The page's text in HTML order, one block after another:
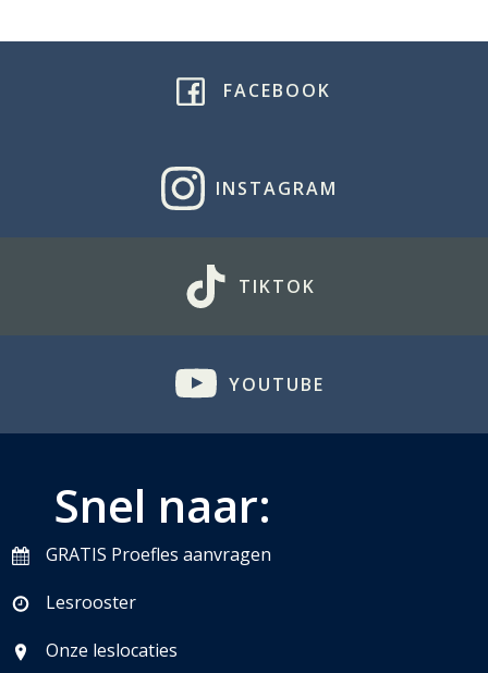
FACEBOOK
INSTAGRAM
TIKTOK
YOUTUBE
Snel naar:
GRATIS Proefles aanvragen
Lesrooster
Onze leslocaties